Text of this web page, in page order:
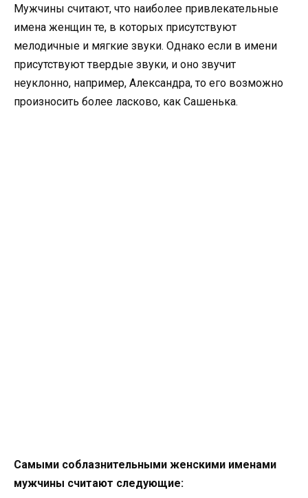
Мужчины считают, что наиболее привлекательные
имена женщин те, в которых присутствуют
мелодичные и мягкие звуки. Однако если в имени
присутствуют твердые звуки, и оно звучит
неуклонно, например, Александра, то его возможно
произносить более ласково, как Сашенька.
Самыми соблазнительными женскими именами
мужчины считают следующие: